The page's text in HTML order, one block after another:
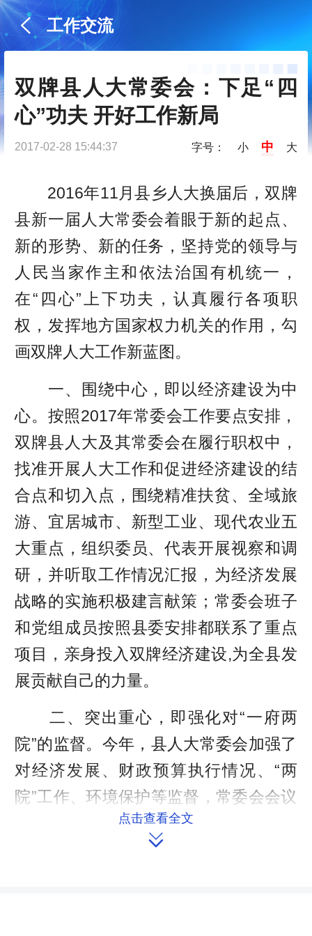
工作交流
双牌县人大常委会：下足“四
心”功夫 开好工作新局
2017-02-28 15:44:37 字号： 小 中 大
2016年11月县乡人大换届后，双牌
县新一届人大常委会着眼于新的起点、
新的形势、新的任务，坚持党的领导与
人民当家作主和依法治国有机统一，
在“四心”上下功夫，认真履行各项职
权，发挥地方国家权力机关的作用，勾
画双牌人大工作新蓝图。
一、围绕中心，即以经济建设为中
心。按照2017年常委会工作要点安排，
双牌县人大及其常委会在履行职权中，
找准开展人大工作和促进经济建设的结
合点和切入点，围绕精准扶贫、全域旅
游、宜居城市、新型工业、现代农业五
大重点，组织委员、代表开展视察和调
研，并听取工作情况汇报，为经济发展
战略的实施积极建言献策；常委会班子
和党组成员按照县委安排都联系了重点
项目，亲身投入双牌经济建设,为全县发
展贡献自己的力量。
二、突出重心，即强化对“一府两
院”的监督。今年，县人大常委会加强了
对经济发展、财政预算执行情况、“两
院”工作、环境保护等监督，常委会会议
将听取“一府两院”半年工作、创文工
作、环境状况和环境保护工作、精准扶
点击查看全文
